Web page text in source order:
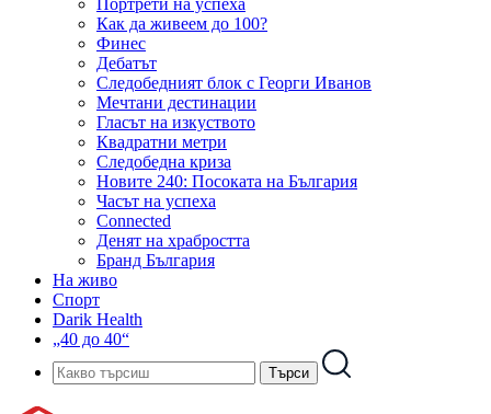
Портрети на успеха
Как да живеем до 100?
Финес
Дебатът
Следобедният блок с Георги Иванов
Мечтани дестинации
Гласът на изкуството
Квадратни метри
Следобедна криза
Новите 240: Посоката на България
Часът на успеха
Connected
Денят на храбростта
Бранд България
На живо
Спорт
Darik Health
„40 до 40“